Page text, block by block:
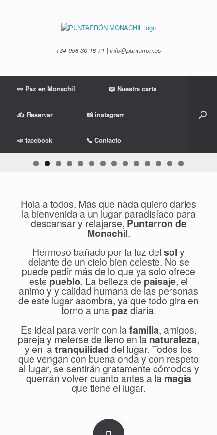
+34 958 30 18 71 | info@puntarron.es
👀 Paz en Monachil 📖 Nuestra carta
✍ Reservar 📸 instagram
📣 facebook 📞 Contacto
Hola a todos. Más que nada quiero darles
la bienvenida a un lugar paradisíaco para
descansar y relajarse,Puntarron de
Monachil.
Hermoso bañado por la luz del sol y
delante de un cielo bien celeste. No se
puede pedir más de lo que ya solo ofrece
este pueblo. La belleza de paisaje, el
animo y y calidad humana de las personas
de este lugar asombra, ya que todo gira en
torno a una paz diaria.
Es ideal para venir con lafamilia, amigos,
pareja y meterse de lleno en la naturaleza,
y en latranquilidad del lugar. Todos los
que vengan con buena onda y con respeto
al lugar, se sentirán gratamente cómodos y
querrán volver cuanto antes a la magia
que tiene el lugar.